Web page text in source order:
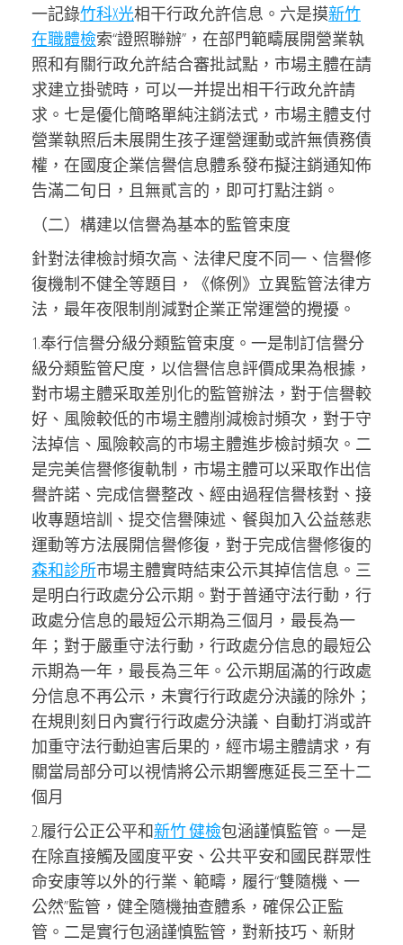
一記錄竹科X光相干行政允許信息。六是摸新竹
在職體檢索“證照聯辦”，在部門範疇展開營業執
照和有關行政允許結合審批試點，市場主體在請
求建立掛號時，可以一并提出相干行政允許請
求。七是優化簡略單純注銷法式，市場主體支付
營業執照后未展開生孩子運營運動或許無債務債
權，在國度企業信譽信息體系發布擬注銷通知佈
告滿二旬日，且無貳言的，即可打點注銷。
（二）構建以信譽為基本的監管束度
針對法律檢討頻次高、法律尺度不同一、信譽修
復機制不健全等題目，《條例》立異監管法律方
法，最年夜限制削減對企業正常運營的攪擾。
1.奉行信譽分級分類監管束度。一是制訂信譽分
級分類監管尺度，以信譽信息評價成果為根據，
對市場主體采取差別化的監管辦法，對于信譽較
好、風險較低的市場主體削減檢討頻次，對于守
法掉信、風險較高的市場主體進步檢討頻次。二
是完美信譽修復軌制，市場主體可以采取作出信
譽許諾、完成信譽整改、經由過程信譽核對、接
收專題培訓、提交信譽陳述、餐與加入公益慈悲
運動等方法展開信譽修復，對于完成信譽修復的
森和診所市場主體實時結束公示其掉信信息。三
是明白行政處分公示期。對于普通守法行動，行
政處分信息的最短公示期為三個月，最長為一
年；對于嚴重守法行動，行政處分信息的最短公
示期為一年，最長為三年。公示期屆滿的行政處
分信息不再公示，未實行行政處分決議的除外；
在規則刻日內實行行政處分決議、自動打消或許
加重守法行動迫害后果的，經市場主體請求，有
關當局部分可以視情將公示期響應延長三至十二
個月
2.履行公正公平和新竹 健檢包涵謹慎監管。一是
在除直接觸及國度平安、公共平安和國民群眾性
命安康等以外的行業、範疇，履行“雙隨機、一
公然”監管，健全隨機抽查體系，確保公正監
管。二是實行包涵謹慎監管，對新技巧、新財